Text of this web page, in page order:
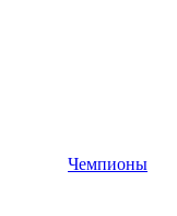
Чемпионы